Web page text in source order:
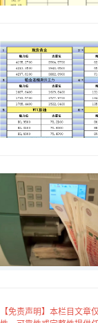
【免责声明】本栏目文